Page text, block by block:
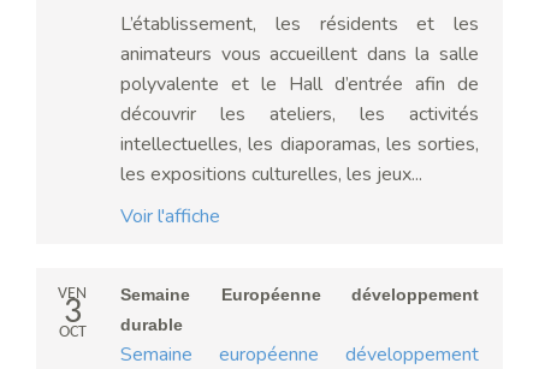
L’établissement, les résidents et les
animateurs vous accueillent dans la salle
polyvalente et le Hall d’entrée afin de
découvrir les ateliers, les activités
intellectuelles, les diaporamas, les sorties,
les expositions culturelles, les jeux...
Voir l'affiche
VEN
3
OCT
Semaine Européenne développement
durable
Semaine européenne développement